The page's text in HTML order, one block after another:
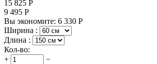
15 825 Р
9 495 Р
Вы экономите: 6 330 Р
Ширина :
Длина :
Кол-во:
+
−